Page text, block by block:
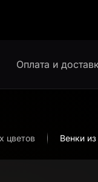
Оплата и
цветов Венки